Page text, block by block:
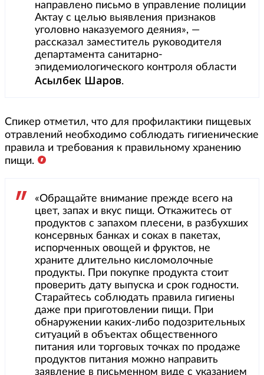
направлено письмо в управление полиции
Актау с целью выявления признаков
уголовно наказуемого деяния», —
рассказал заместитель руководителя
департамента санитарно-
эпидемиологического контроля области
Асылбек Шаров.
Спикер отметил, что для профилактики пищевых
отравлений необходимо соблюдать гигиенические
правила и требования к правильному хранению
пищи.
«Обращайте внимание прежде всего на
цвет, запах и вкус пищи. Откажитесь от
продуктов с запахом плесени, в разбухших
консервных банках и соках в пакетах,
испорченных овощей и фруктов, не
храните длительно кисломолочные
продукты. При покупке продукта стоит
проверить дату выпуска и срок годности.
Старайтесь соблюдать правила гигиены
даже при приготовлении пищи. При
обнаружении каких-либо подозрительных
ситуаций в объектах общественного
питания или торговых точках по продаже
продуктов питания можно направить
заявление в письменном виде с указанием